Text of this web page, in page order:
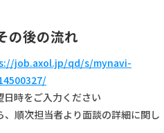
の後の流れ
job.axol.jp/qd/s/mynavi-
時をご入力ください
順次担当者より面談の詳細に関し